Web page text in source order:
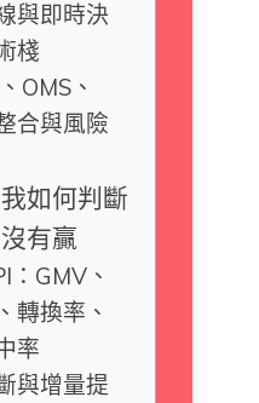
與即時決
棧
OMS、
合與風險
如何判斷
有贏
：GMV、
轉換率、
率
與增量提